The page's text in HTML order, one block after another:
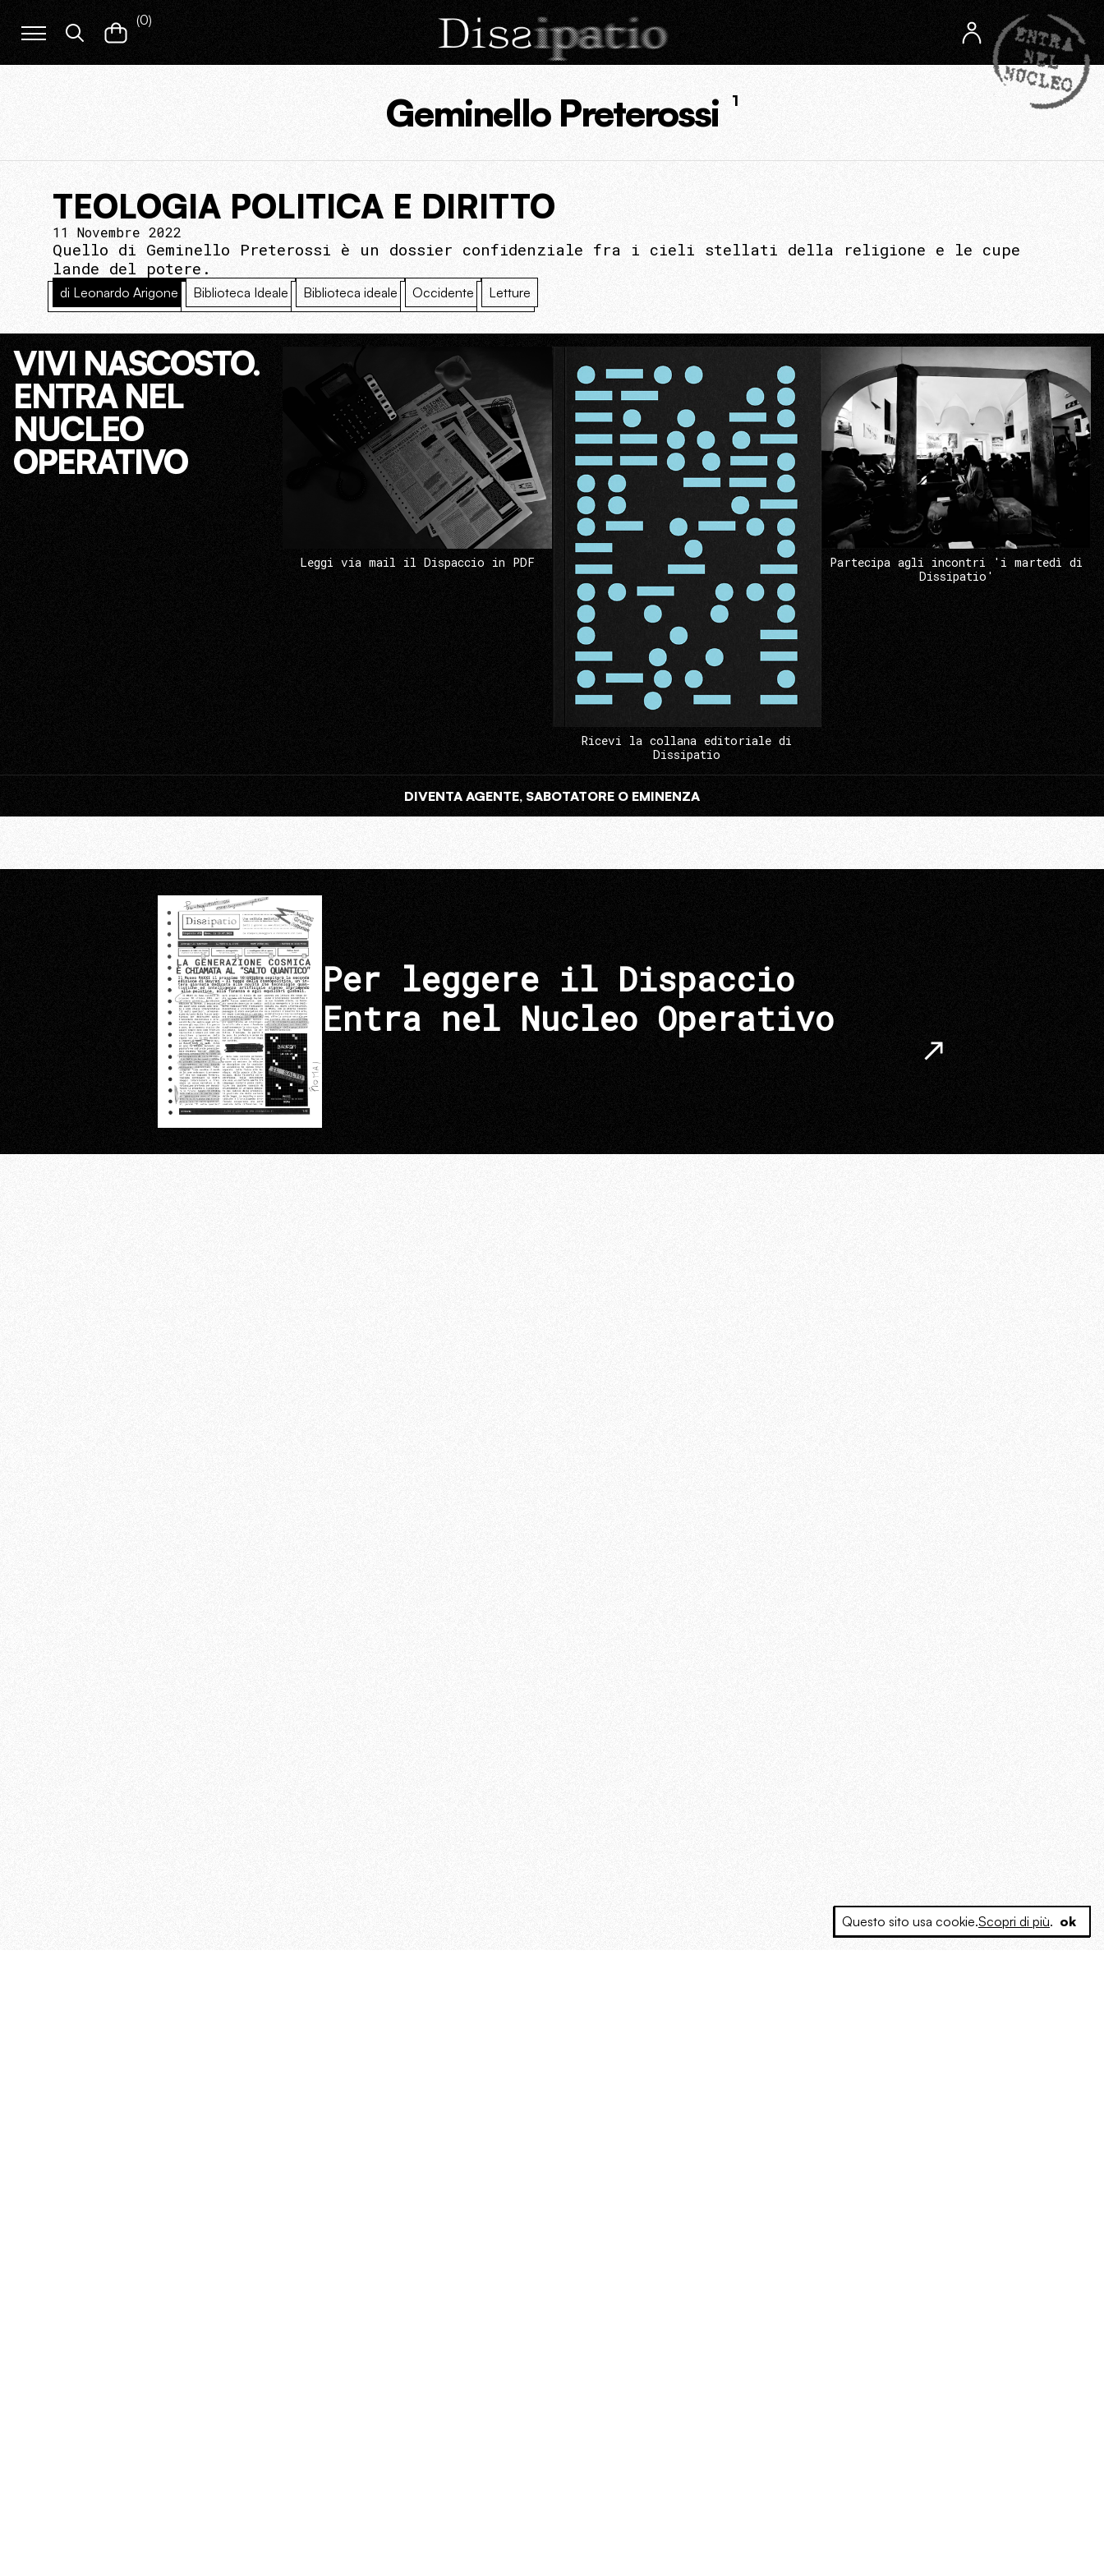
(0)
Geminello Preterossi 1
TEOLOGIA POLITICA E DIRITTO
11 Novembre 2022
Quello di Geminello Preterossi è un dossier confidenziale fra i cieli stellati della religione e le cupe
lande del potere.
di Leonardo Arigone Biblioteca Ideale Biblioteca ideale Occidente Letture
VIVI NASCOSTO.
ENTRA NEL
NUCLEO
OPERATIVO
Leggi via mail il Dispaccio in PDF
Ricevi la collana editoriale di
Dissipatio
Partecipa agli incontri 'i martedì di
Dissipatio'
DIVENTA AGENTE, SABOTATORE O EMINENZA
Per leggere il Dispaccio
Entra nel Nucleo Operativo
Questo sito usa cookie.Scopri di più. ok